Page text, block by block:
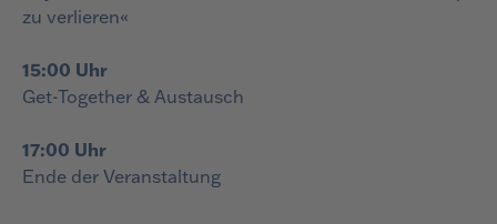
zu verlieren«
15:00 Uhr
Get-Together & Austausch
17:00 Uhr
Ende der Veranstaltung